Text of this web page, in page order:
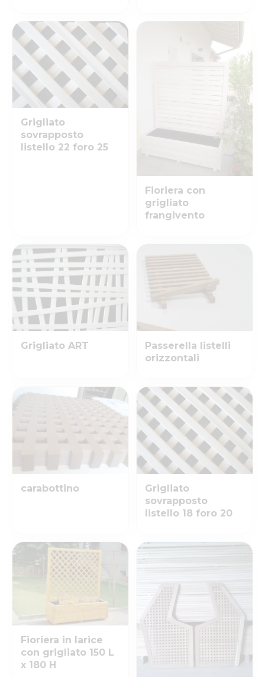
Grigliato
sovrapposto
listello 22 foro 25
Fioriera con
grigliato
frangivento
Grigliato ART
Passerella listelli
orizzontali
carabottino
Grigliato
sovrapposto
listello 18 foro 20
Fioriera in larice
con grigliato 150 L
x 180 H